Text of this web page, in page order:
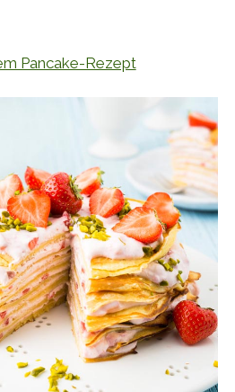
Pancake-Rezept